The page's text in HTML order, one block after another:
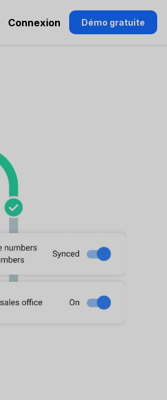
Connexion Démo gratuite